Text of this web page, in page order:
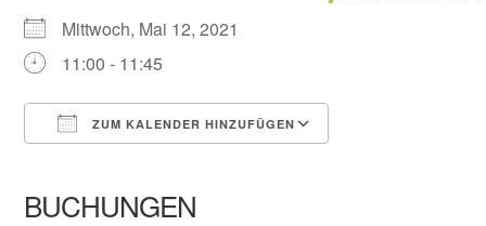
Mittwoch, Mai 12, 2021
11:00 - 11:45
ZUM KALENDER HINZUFÜGEN
BUCHUNGEN